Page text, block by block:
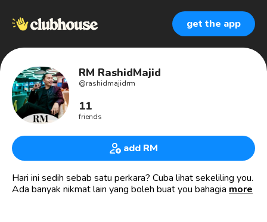
get the app
RM RashidMajid
@rashidmajidrm
11
friends
add RM
Hari ini sedih sebab satu perkara? Cuba lihat sekeliling you.
Ada banyak nikmat lain yang boleh buat you bahagia.more